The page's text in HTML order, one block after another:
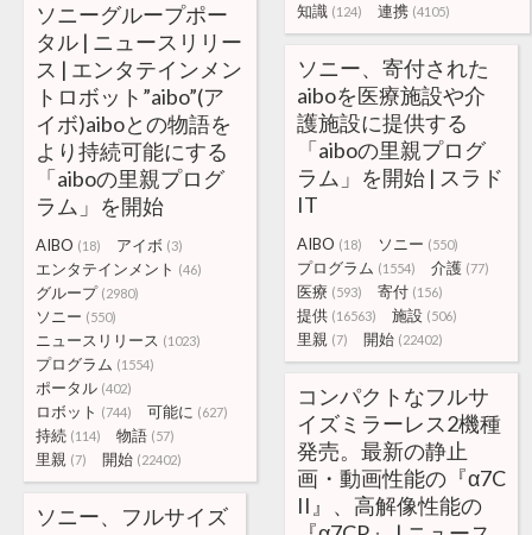
知識 (124) 連携 (4105)
ソニーグループポー
タル | ニュースリリー
ス | エンタテインメン
トロボット”aibo”(ア
イボ)aiboとの物語を
より持続可能にする
「aiboの里親プログ
ラム」を開始
AIBO (18) アイボ (3)
エンタテインメント (46)
グループ (2980)
ソニー (550)
ニュースリリース (1023)
プログラム (1554)
ポータル (402)
ロボット (744) 可能に (627)
持続 (114) 物語 (57)
里親 (7) 開始 (22402)
ソニー、寄付された
aiboを医療施設や介
護施設に提供する
「aiboの里親プログ
ラム」を開始 | スラド
IT
AIBO (18) ソニー (550)
プログラム (1554) 介護 (77)
医療 (593) 寄付 (156)
提供 (16563) 施設 (506)
里親 (7) 開始 (22402)
コンパクトなフルサ
イズミラーレス2機種
発売。最新の静止
画・動画性能の『α7C
II』、高解像性能の
ソニー、フルサイズ